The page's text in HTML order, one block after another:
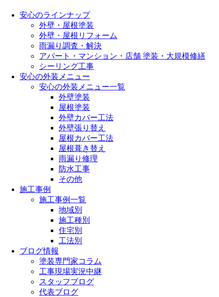
安心のラインナップ
外壁・屋根塗装
外壁・屋根リフォーム
雨漏り調査・解決
アパート・マンション・店舗 塗装・大規模修繕
シーリング工事
安心の外装メニュー
安心の外装メニュー一覧
外壁塗装
屋根塗装
外壁カバー工法
外壁張り替え
屋根カバー工法
屋根葺き替え
雨漏り修理
防水工事
その他
施工事例
施工事例一覧
地域別
施工種別
住宅別
工法別
ブログ情報
塗装専門家コラム
工事現場実況中継
スタッフブログ
代表ブログ